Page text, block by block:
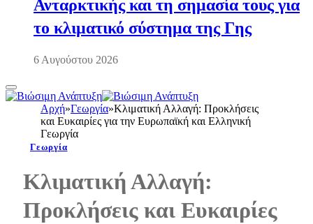
Ανταρκτικής και τη σημασία τους για
το κλιματικό σύστημα της Γης
6 Αυγούστου 2026
Αρχή»Γεωργία»Κλιματική Αλλαγή: Προκλήσεις
και Ευκαιρίες για την Ευρωπαϊκή και Ελληνική
Γεωργία
Γεωργία
Κλιματική Αλλαγή:
Προκλήσεις και Ευκαιρίες